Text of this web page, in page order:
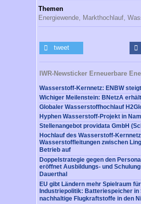
Themen
Energiewende, Markthochlauf,
tweet
IWR-Newsticker Erneuerbare
Hochlauf des Wasserstoff-
Wasserstoffleitungen zwischen
Betrieb auf
Doppelstrategie gegen den
eröffnet Ausbildungs- und
Dauerthal
EU gibt Ländern mehr Spielraum
Industriepolitik: Batteriespeicher in
nachhaltige Flugkraftstoffe in den